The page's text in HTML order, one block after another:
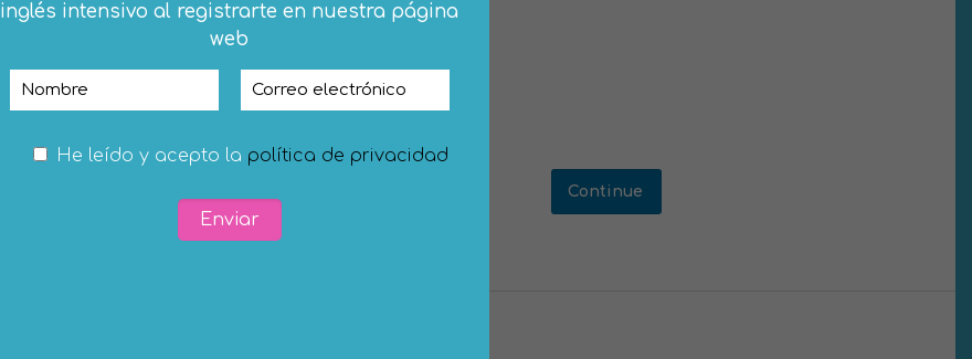
Continue
inglés intensivo al registrarte en nuestra página
web
He leído y acepto la política de privacidad